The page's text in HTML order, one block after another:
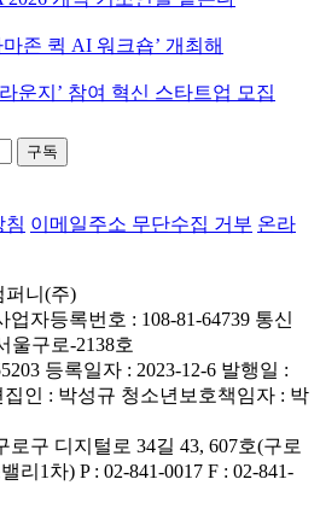
존 퀵 AI 워크숍’ 개최해
운지’ 참여 혁신 스타트업 모집
구독
침 이메일주소 무단수집 거부 온라
퍼니(주)
업자등록번호 : 108-81-64739 통신
울구로-2138호
등록일자 : 2023-12-6 발행일 :
집인 : 박성규 청소년보호책임자 : 박
로구 디지털로 34길 43, 607호(구로
리1차) P : 02-841-0017 F : 02-841-